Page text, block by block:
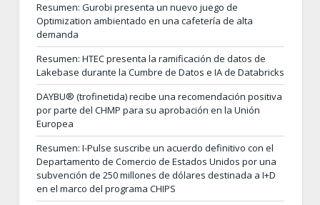
Resumen: Gurobi presenta un nuevo juego de
Optimization ambientado en una cafetería de alta
demanda
Resumen: HTEC presenta la ramificación de datos de
Lakebase durante la Cumbre de Datos e IA de Databricks
DAYBU® (trofinetida) recibe una recomendación positiva
por parte del CHMP para su aprobación en la Unión
Europea
Resumen: I-Pulse suscribe un acuerdo definitivo con el
Departamento de Comercio de Estados Unidos por una
subvención de 250 millones de dólares destinada a I+D
en el marco del programa CHIPS